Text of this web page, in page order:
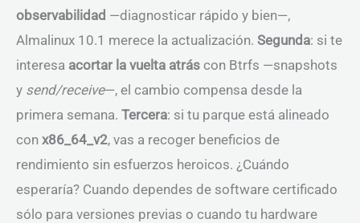
observabilidad —diagnosticar rápido y bien—,
Almalinux 10.1 merece la actualización. Segunda: si te
interesa acortar la vuelta atrás con Btrfs —snapshots
y send/receive—, el cambio compensa desde la
primera semana. Tercera: si tu parque está alineado
con x86_64_v2, vas a recoger beneficios de
rendimiento sin esfuerzos heroicos. ¿Cuándo
esperaría? Cuando dependes de software certificado
sólo para versiones previas o cuando tu hardware